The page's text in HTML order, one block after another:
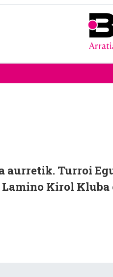
aurretik. Turroi
Kirol Kluba